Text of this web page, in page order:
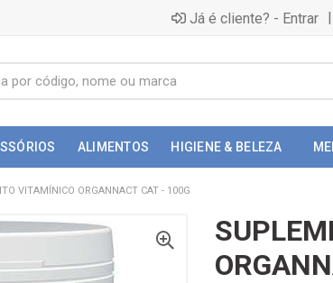
Já é cliente? - Entrar |
ALIMENTOS HIGIENE & BELEZA
VITAMÍNICO ORGANNACT CAT - 100G